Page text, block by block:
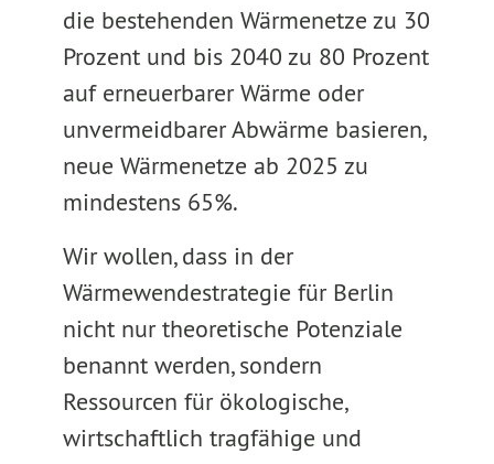
die bestehenden Wärmenetze zu 30
Prozent und bis 2040 zu 80 Prozent
auf erneuerbarer Wärme oder
unvermeidbarer Abwärme basieren,
neue Wärmenetze ab 2025 zu
mindestens 65%.
Wir wollen, dass in der
Wärmewendestrategie für Berlin
nicht nur theoretische Potenziale
benannt werden, sondern
Ressourcen für ökologische,
wirtschaftlich tragfähige und